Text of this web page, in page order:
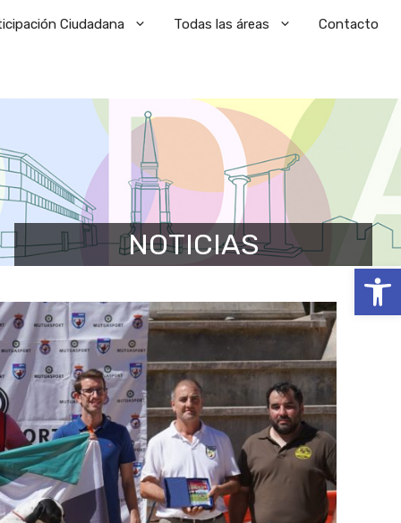
Abrir
Ciudadana Todas las áreas Contacto
NOTICIAS